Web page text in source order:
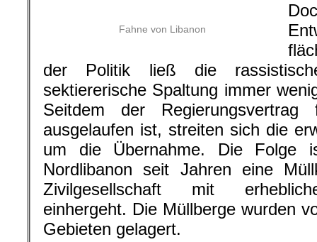
Fahne von Libanon
der Politik ließ die
sektiererische Spaltung immer
Seitdem der Regierungsvertrag
ausgelaufen ist, streiten sich die
um die Übernahme. Die Folge
Nordlibanon seit Jahren eine
Zivilgesellschaft mit
einhergeht. Die Müllberge wurden
Gebieten gelagert.